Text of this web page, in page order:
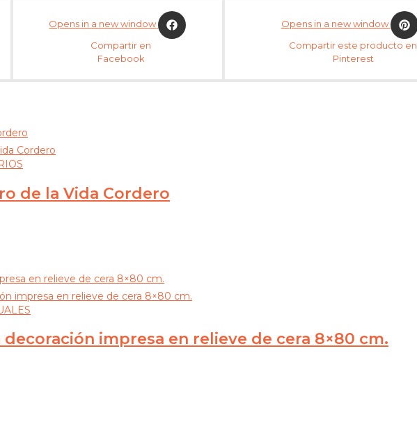
Opens in a new window
Compartir en
Facebook
Opens in a new window
Compartir este producto en
Pinterest
de la Vida Cordero
decoración impresa en relieve de cera 8×80 cm.